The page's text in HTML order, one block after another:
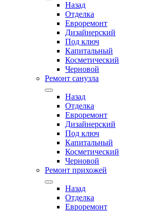
Назад
Отделка
Евроремонт
Дизайнерский
Под ключ
Капитальный
Косметический
Черновой
Ремонт санузла
Назад
Отделка
Евроремонт
Дизайнерский
Под ключ
Капитальный
Косметический
Черновой
Ремонт прихожей
Назад
Отделка
Евроремонт